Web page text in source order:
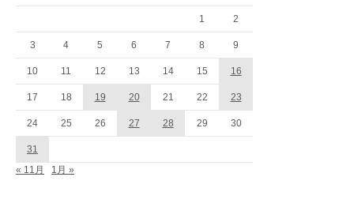
1 2
3 4 5 6 7 8 9
10 11 12 13 14 15 16
17 18 19 20 21 22 23
24 25 26 27 28 29 30
31
« 11月 1月 »